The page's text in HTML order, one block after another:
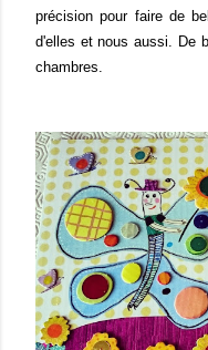
précision pour faire de
d'elles et nous aussi. De
chambres.